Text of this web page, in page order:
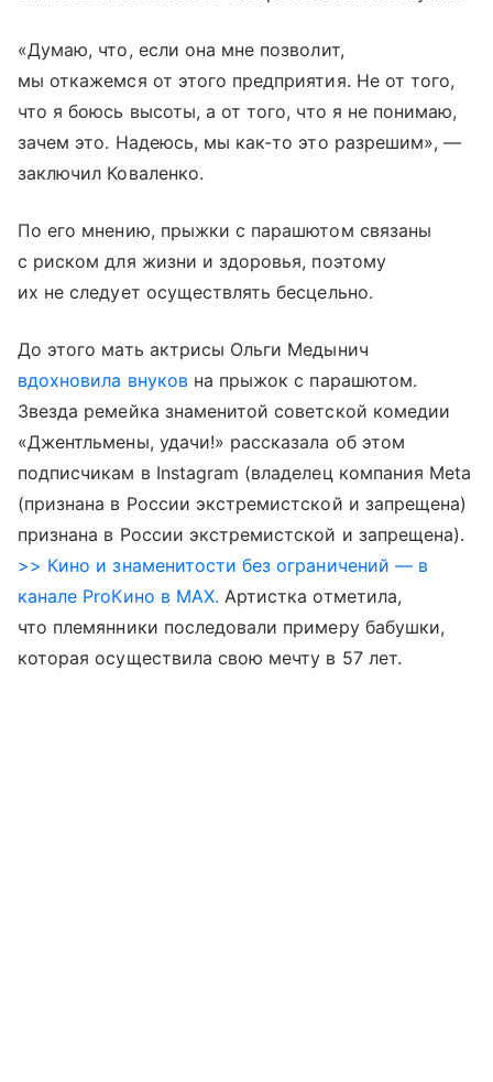
«Думаю, что, если она мне позволит,
мы откажемся от этого предприятия. Не от того,
что я боюсь высоты, а от того, что я не понимаю,
зачем это. Надеюсь, мы как-то это разрешим», —
заключил Коваленко.
По его мнению, прыжки с парашютом связаны
с риском для жизни и здоровья, поэтому
их не следует осуществлять бесцельно.
До этого мать актрисы Ольги Медынич
вдохновила внуковна прыжок с парашютом.
Звезда ремейка знаменитой советской комедии
«Джентльмены, удачи!» рассказала об этом
подписчикам в Instagram (владелец компания Meta
(признана в России экстремистской и запрещена)
признана в России экстремистской и запрещена).
>> Кино и знаменитости без ограничений — в
канале ProКино в MAX. Артистка отметила,
что племянники последовали примеру бабушки,
которая осуществила свою мечту в 57 лет.